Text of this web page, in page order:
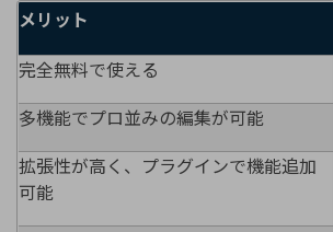
メリット
完全無料で使える
多機能でプロ並みの編集が可能
拡張性が高く、プラグインで機能追加
可能